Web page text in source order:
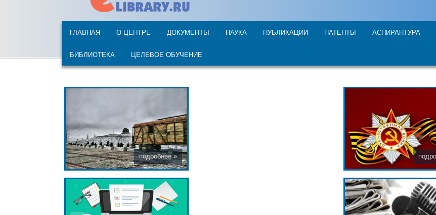
ГЛАВНАЯ О ЦЕНТРЕ ДОКУМЕНТЫ НАУКА ПУБЛИКАЦИИ ПАТЕНТЫ АСПИРАНТУРА
БИБЛИОТЕКА ЦЕЛЕВОЕ ОБУЧЕНИЕ